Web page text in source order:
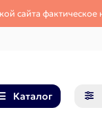
сайта
Каталог